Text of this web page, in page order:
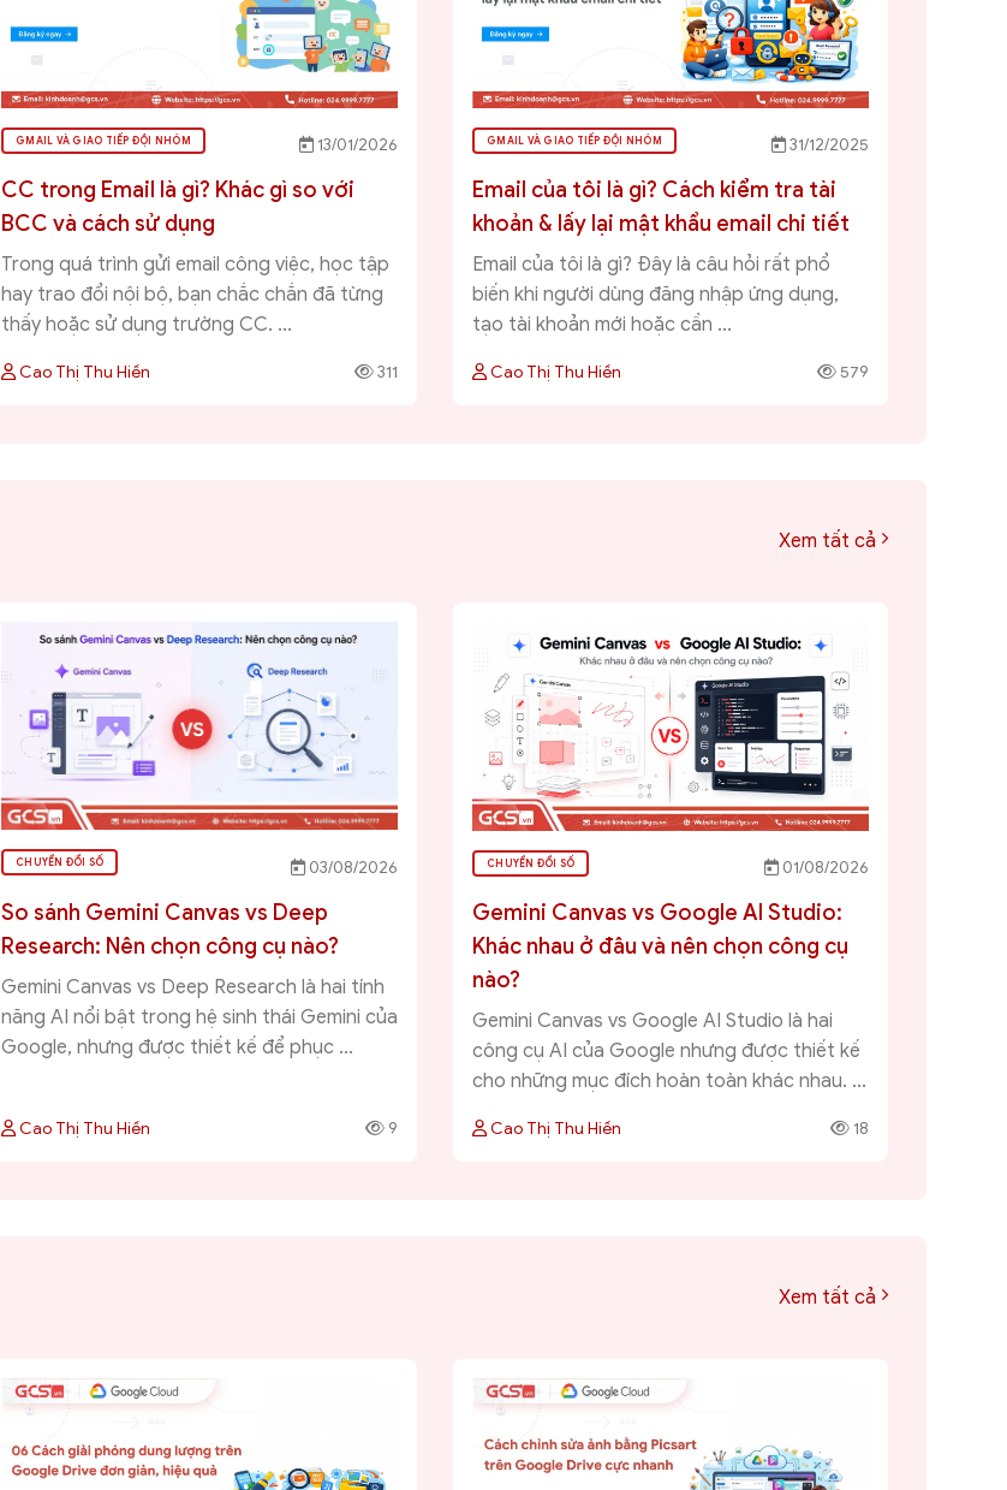
GMAIL VÀ GIAO TIẾP ĐỘI NHÓM 13/01/2026
CC trong Email là gì? Khác gì so với
BCC và cách sử dụng
Trong quá trình gửi email công việc, học tập
hay trao đổi nội bộ, bạn chắc chắn đã từng
thấy hoặc sử dụng trường CC. ...
Cao Thị Thu Hiền 311
GMAIL VÀ GIAO TIẾP ĐỘI NHÓM 31/12/2025
Email của tôi là gì? Cách kiểm tra tài
khoản & lấy lại mật khẩu email chi tiết
Email của tôi là gì? Đây là câu hỏi rất phổ
biến khi người dùng đăng nhập ứng dụng,
tạo tài khoản mới hoặc cần ...
Cao Thị Thu Hiền 579
Xem tất cả
CHUYỂN ĐỔI SỐ 03/08/2026
So sánh Gemini Canvas vs Deep
Research: Nên chọn công cụ nào?
Gemini Canvas vs Deep Research là hai tính
năng AI nổi bật trong hệ sinh thái Gemini của
Google, nhưng được thiết kế để phục ...
Cao Thị Thu Hiền 9
CHUYỂN ĐỔI SỐ 01/08/2026
Gemini Canvas vs Google AI Studio:
Khác nhau ở đâu và nên chọn công cụ
nào?
Gemini Canvas vs Google AI Studio là hai
công cụ AI của Google nhưng được thiết kế
cho những mục đích hoàn toàn khác nhau. ...
Cao Thị Thu Hiền 18
Xem tất cả